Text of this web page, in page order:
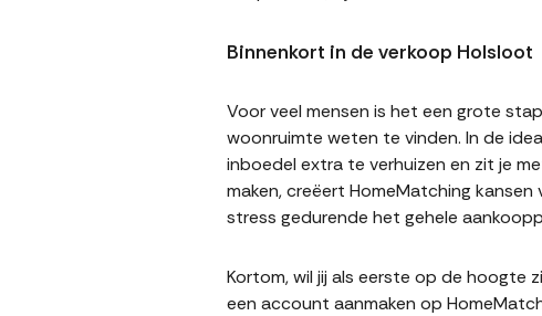
Binnenkort in de verkoop Holsloot
Voor veel mensen is het een grote
woonruimte weten te vinden. In de
inboedel extra te verhuizen en zit je
maken, creëert HomeMatching
stress gedurende het gehele
Kortom, wil jij als eerste op de hoogte
een account aanmaken op